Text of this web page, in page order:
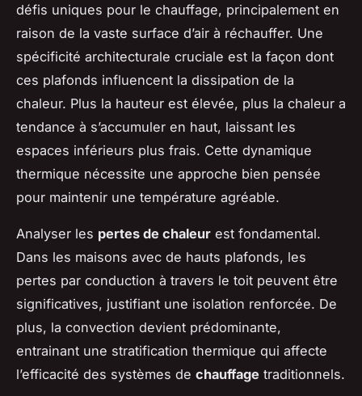
défis uniques pour le chauffage, principalement en
raison de la vaste surface d’air à réchauffer. Une
spécificité architecturale cruciale est la façon dont
ces plafonds influencent la dissipation de la
chaleur. Plus la hauteur est élevée, plus la chaleur a
tendance à s’accumuler en haut, laissant les
espaces inférieurs plus frais. Cette dynamique
thermique nécessite une approche bien pensée
pour maintenir une température agréable.
Analyser les pertes de chaleur est fondamental.
Dans les maisons avec de hauts plafonds, les
pertes par conduction à travers le toit peuvent être
significatives, justifiant une isolation renforcée. De
plus, la convection devient prédominante,
entrainant une stratification thermique qui affecte
l’efficacité des systèmes de chauffage traditionnels.